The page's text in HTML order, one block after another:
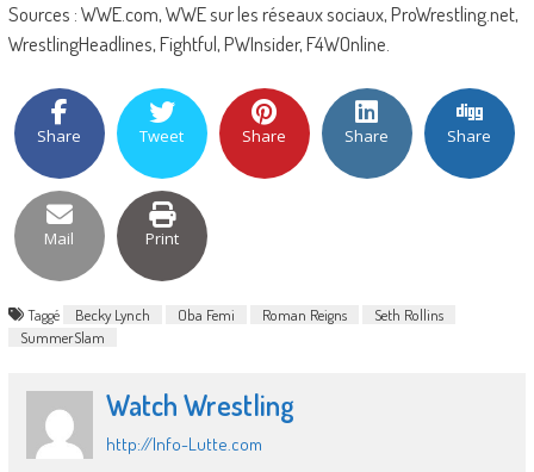
Sources : WWE.com, WWE sur les réseaux sociaux, ProWrestling.net,
WrestlingHeadlines, Fightful, PWInsider, F4WOnline.
Share Tweet Share Share Share
Mail Print
Taggé Becky Lynch Oba Femi Roman Reigns
Seth Rollins
SummerSlam
Watch Wrestling
http://Info-Lutte.com